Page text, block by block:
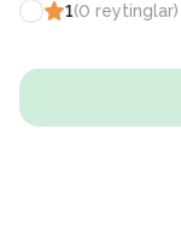
1(0 reytinglar)